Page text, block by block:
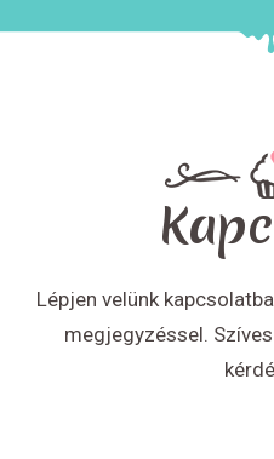
Lépjen velünk
megjegyzéssel.